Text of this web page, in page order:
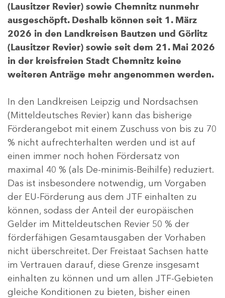
(Lausitzer Revier) sowie Chemnitz nunmehr
ausgeschöpft. Deshalb können seit 1. März
2026 in den Landkreisen Bautzen und Görlitz
(Lausitzer Revier) sowie seit dem 21. Mai 2026
in der kreisfreien Stadt Chemnitz keine
weiteren Anträge mehr angenommen werden.
In den Landkreisen Leipzig und Nordsachsen
(Mitteldeutsches Revier) kann das bisherige
Förderangebot mit einem Zuschuss von bis zu 70
% nicht aufrechterhalten werden und ist auf
einen immer noch hohen Fördersatz von
maximal 40 % (als De-minimis-Beihilfe) reduziert.
Das ist insbesondere notwendig, um Vorgaben
der EU-Förderung aus dem JTF einhalten zu
können, sodass der Anteil der europäischen
Gelder im Mitteldeutschen Revier 50 % der
förderfähigen Gesamtausgaben der Vorhaben
nicht überschreitet. Der Freistaat Sachsen hatte
im Vertrauen darauf, diese Grenze insgesamt
einhalten zu können und um allen JTF-Gebieten
gleiche Konditionen zu bieten, bisher einen